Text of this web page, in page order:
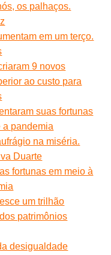
os palhaços.
em um terço.
9 novos
ao custo para
suas fortunas
a pandemia
na miséria.
Duarte
fortunas em meio à
um trilhão
patrimônios
desigualdade